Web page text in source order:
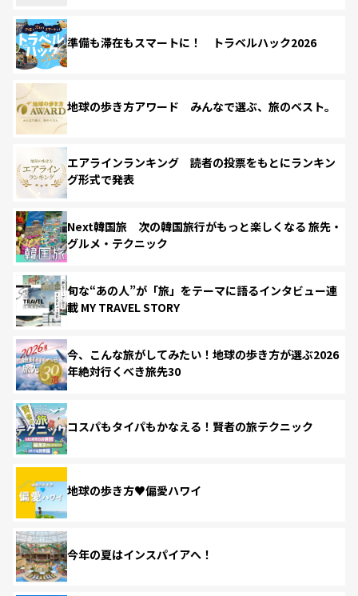
準備も滞在もスマートに！ トラベルハック2026
地球の歩き方アワード みんなで選ぶ、旅のベスト。
エアラインランキング 読者の投票をもとにランキン
グ形式で発表
Next韓国旅 次の韓国旅行がもっと楽しくなる 旅先・
グルメ・テクニック
旬な“あの人”が「旅」をテーマに語るインタビュー連
載 MY TRAVEL STORY
今、こんな旅がしてみたい！地球の歩き方が選ぶ2026
年絶対行くべき旅先30
コスパもタイパもかなえる！賢者の旅テクニック
地球の歩き方♥偏愛ハワイ
今年の夏はインスパイアへ！